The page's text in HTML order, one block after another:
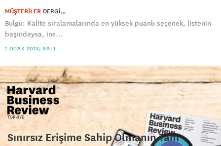
MÜŞTERİLER DERGI
Bulgu: Kalite sıralamalarında en yüksek puanlı seçenek, listenin
başındaysa, ins...
1 OCAK 2013, SALI
Sınırsız Erişime Sahip Olmanın Tam